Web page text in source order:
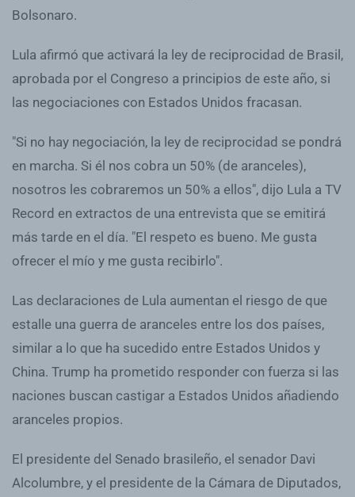
Bolsonaro.
Lula afirmó que activará la ley de reciprocidad de Brasil,
aprobada por el Congreso a principios de este año, si
las negociaciones con Estados Unidos fracasan.
"Si no hay negociación, la ley de reciprocidad se pondrá
en marcha. Si él nos cobra un 50% (de aranceles),
nosotros les cobraremos un 50% a ellos", dijo Lula a TV
Record en extractos de una entrevista que se emitirá
más tarde en el día. "El respeto es bueno. Me gusta
ofrecer el mío y me gusta recibirlo".
Las declaraciones de Lula aumentan el riesgo de que
estalle una guerra de aranceles entre los dos países,
similar a lo que ha sucedido entre Estados Unidos y
China. Trump ha prometido responder con fuerza si las
naciones buscan castigar a Estados Unidos añadiendo
aranceles propios.
El presidente del Senado brasileño, el senador Davi
Alcolumbre, y el presidente de la Cámara de Diputados,